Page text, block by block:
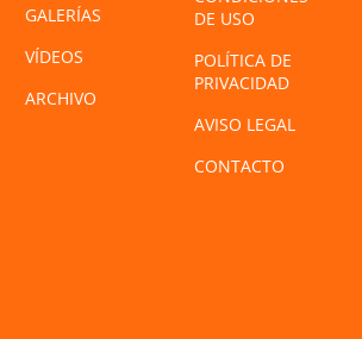
GALERÍAS
VÍDEOS
ARCHIVO
DE USO
POLÍTICA DE
PRIVACIDAD
AVISO LEGAL
CONTACTO